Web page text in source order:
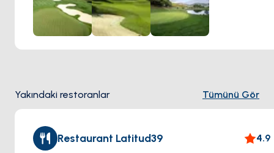
Puerto Andratx'a En Yakın: Yakınlardaki Camp de Mar'daki
bu 18 delikli saha, zorlu bir tasarıma, bakımlı yeşilliklere ve
etrafındaki dağlar ile kıyı şeridinin muhteşem
Yakındaki restoranlar Tümünü Gör
Restaurant Latitud39 4.9